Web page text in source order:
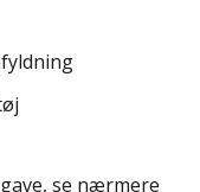
se nærmere